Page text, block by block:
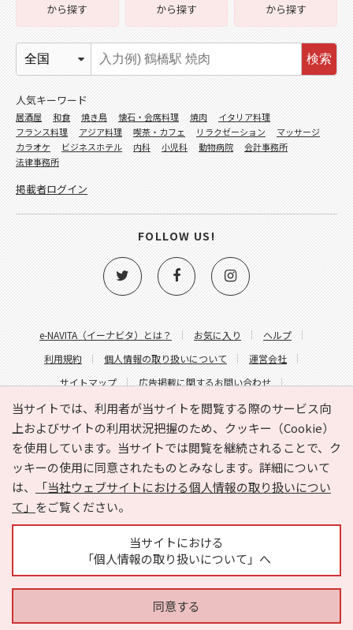
当サイトでは、利用者が当サイトを閲覧する際のサービス向
上およびサイトの利用状況把握のため、クッキー（Cookie）
を使用しています。当サイトでは閲覧を継続されることで、ク
ッキーの使用に同意されたものとみなします。詳細について
は、
「当社ウェブサイトにおける個人情報の取り扱いについ
て」 をご覧ください。
当サイトにおける
「個人情報の取り扱いについて」へ
同意する
e-NAVITA（イーナビタ）とは？ お気に入り
ヘルプ
利用規約
個人情報の取り扱いについて
運営会社
サイトマップ
広告掲載に関するお問い合わせ
サイトの内容に関するお問い合わせ
から探す
から探す
から探す
検索
人気キーワード
居酒屋 和食 焼き鳥 懐石・会席料理 焼肉
イタリア料理
フランス料理
アジア料理 喫茶・カフェ リラクゼーション
マッサージ
カラオケ
ビジネスホテル 内科 小児科 動物病院
会計事務所
法律事務所
掲載者ログイン
FOLLOW US!
Copyright © HYOJITO.Co.,Ltd. All Rights Reserved.